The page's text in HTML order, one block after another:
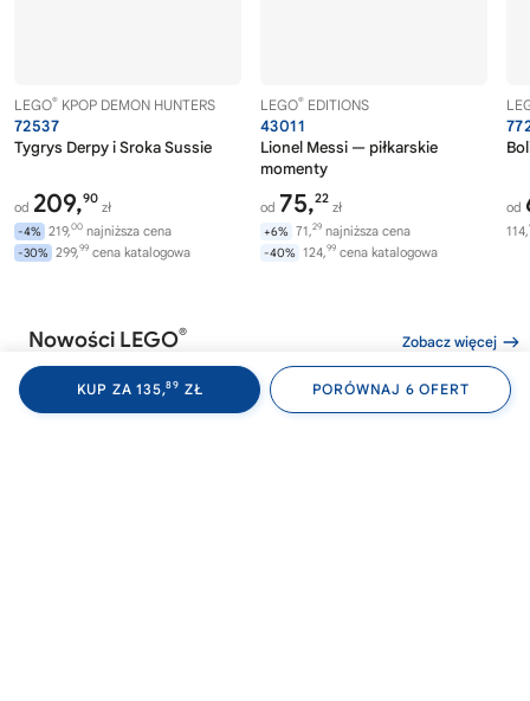
KUP ZA 135,89 ZŁ PORÓWNAJ 6 OFERT
LEGO® KPOP DEMON HUNTERS
72537
Tygrys Derpy i Sroka Sussie
od 209,90
zł
-4% 219,00 najniższa cena
-30% 299,99 cena katalogowa
LEGO® EDITIONS
43011
Lionel Messi — piłkarskie
momenty
od 75,22
zł
+6% 71,29 najniższa cena
-40% 124,99 cena katalogowa
od
114,
Nowości LEGO® Zobacz więcej